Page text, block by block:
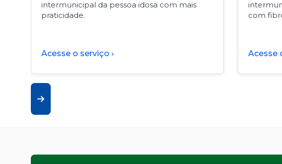
intermunicipal da pessoa idosa com mais
praticidade.
Acesse o serviço ›
com
Acesse